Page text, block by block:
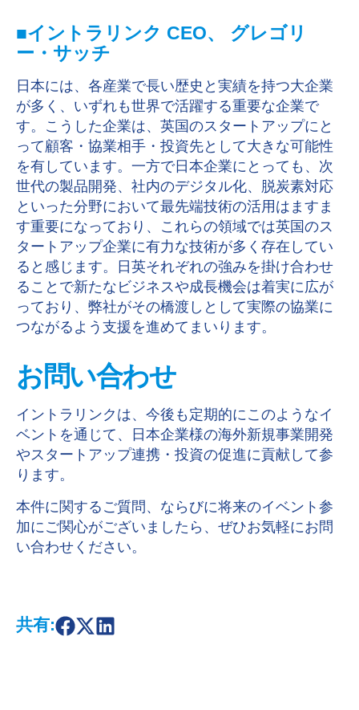
■イントラリンク CEO、 グレゴリ
ー・サッチ
日本には、各産業で長い歴史と実績を持つ大企業
が多く、いずれも世界で活躍する重要な企業で
す。こうした企業は、英国のスタートアップにと
って顧客・協業相手・投資先として大きな可能性
を有しています。一方で日本企業にとっても、次
世代の製品開発、社内のデジタル化、脱炭素対応
といった分野において最先端技術の活用はますま
す重要になっており、これらの領域では英国のス
タートアップ企業に有力な技術が多く存在してい
ると感じます。日英それぞれの強みを掛け合わせ
ることで新たなビジネスや成長機会は着実に広が
っており、弊社がその橋渡しとして実際の協業に
つながるよう支援を進めてまいります。
お問い合わせ
イントラリンクは、今後も定期的にこのようなイ
ベントを通じて、日本企業様の海外新規事業開発
やスタートアップ連携・投資の促進に貢献して参
ります。
本件に関するご質問、ならびに将来のイベント参
加にご関心がございましたら、ぜひお気軽にお問
い合わせください。
共有:S
S
S